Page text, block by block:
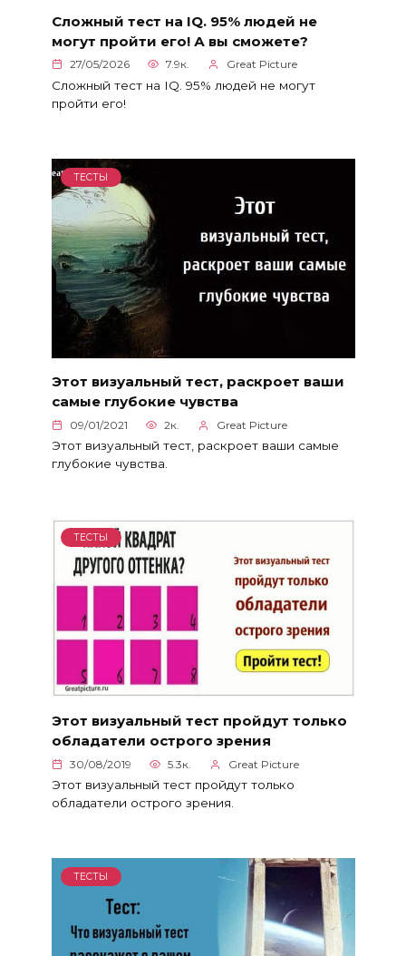
Сложный тест на IQ. 95% людей не
могут пройти его! А вы сможете?
27/05/2026 7.9к. Great Picture
Сложный тест на IQ. 95% людей не могут
пройти его!
ТЕСТЫ
Этот визуальный тест, раскроет ваши
самые глубокие чувства
09/01/2021 2к. Great Picture
Этот визуальный тест, раскроет ваши самые
глубокие чувства.
ТЕСТЫ
Этот визуальный тест пройдут только
обладатели острого зрения
30/08/2019 5.3к. Great Picture
Этот визуальный тест пройдут только
обладатели острого зрения.
ТЕСТЫ